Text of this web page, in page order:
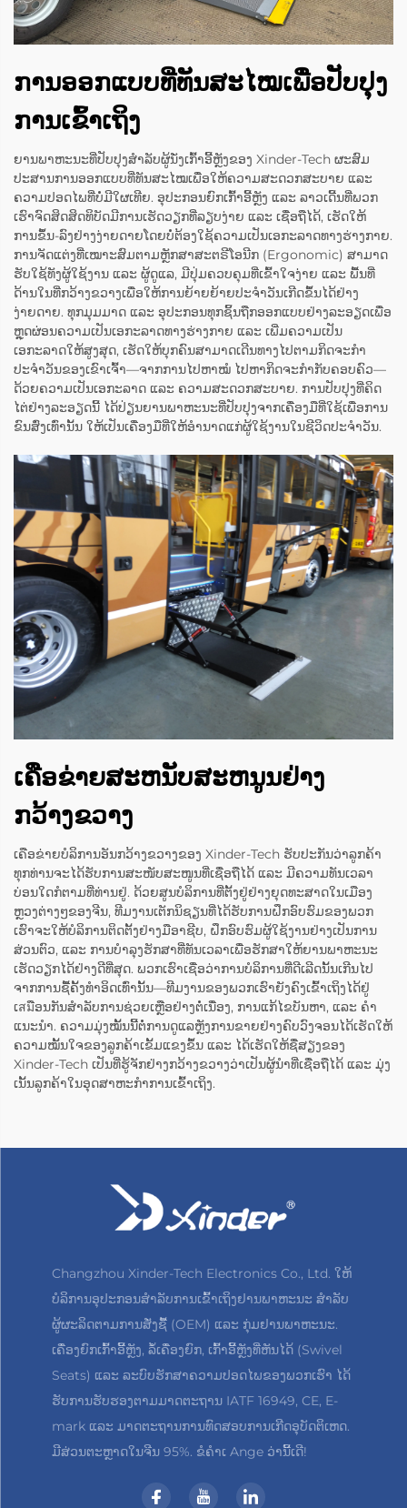
ການອອກແບບທີ່ທັນສະໄໝເພື່ອປັບປຸງ
ການເຂົ້າເຖິງ
ຍານພາຫະນະທີ່ປັບປຸງສຳລັບຜູ້ນັ່ງເກົ້າອີ້ຫຼັງຂອງ Xinder-Tech ຜະສົມ
ປະສານການອອກແບບທີ່ທັນສະໄໝເພື່ອໃຫ້ຄວາມສະດວກສະບາຍ ແລະ
ຄວາມປອດໄພທີ່ບໍ່ມີໃຜເທີຍ. ອຸປະກອນຍົກເກົ້າອີ້ຫຼັງ ແລະ ລາວເດີ້ນທີ່ພວກ
ເຮົາຈົດສິດສິດທິບັດມີການເຮັດວຽກທີ່ລຽບງ່າຍ ແລະ ເຊື່ອຖືໄດ້, ເຮັດໃຫ້
ການຂຶ້ນ-ລົງຢ່າງງ່າຍດາຍໂດຍບໍ່ຕ້ອງໃຊ້ຄວາມເປັນເອກະລາດທາງຮ່າງກາຍ.
ການຈັດແຕ່ງທີ່ເໝາະສົມຕາມຫຼັກສາສະຕຣີໂອນີກ (Ergonomic) ສາມາດ
ຮັບໃຊ້ທັງຜູ້ໃຊ້ງານ ແລະ ຜູ້ດູແລ, ມີປຸ່ມຄວບຄຸມທີ່ເຂົ້າໃຈງ່າຍ ແລະ ພື້ນທີ່
ດ້ານໃນທີ່ກວ້າງຂວາງເພື່ອໃຫ້ການຍ້າຍຍ້າຍປະຈຳວັນເກີດຂຶ້ນໄດ້ຢ່າງ
ງ່າຍດາຍ. ທຸກມຸມມາດ ແລະ ອຸປະກອນທຸກຊິ້ນຖືກອອກແບບຢ່າງລະອຽດເພື່ອ
ຫຼຸດຜ່ອນຄວາມເປັນເອກະລາດທາງຮ່າງກາຍ ແລະ ເພີ່ມຄວາມເປັນ
ເອກະລາດໃຫ້ສູງສຸດ, ເຮັດໃຫ້ບຸກຄົນສາມາດເດີນທາງໄປຕາມກິດຈະກຳ
ປະຈຳວັນຂອງເຂົາເຈົ້າ—ຈາກການໄປຫາໝໍ ໄປຫາກິດຈະກຳກັບຄອບຄົວ—
ດ້ວຍຄວາມເປັນເອກະລາດ ແລະ ຄວາມສະດວກສະບາຍ. ການປັບປຸງທີ່ຄິດ
ໄຕ່ຢ່າງລະອຽດນີ້ ໄດ້ປ່ຽນຍານພາຫະນະທີ່ປັບປຸງຈາກເຄື່ອງມືທີ່ໃຊ້ເພື່ອການ
ຂົນສົ່ງເທົ່ານັ້ນ ໃຫ້ເປັນເຄື່ອງມືທີ່ໃຫ້ອຳນາດແກ່ຜູ້ໃຊ້ງານໃນຊີວິດປະຈຳວັນ.
ເຄືອຂ່າຍສະຫນັບສະຫນູນຢ່າງ
ກວ້າງຂວາງ
ເຄືອຂ່າຍບໍລິການອັນກວ້າງຂວາງຂອງ Xinder-Tech ຮັບປະກັນວ່າລູກຄ້າ
ທຸກທ່ານຈະໄດ້ຮັບການສະໜັບສະໜູນທີ່ເຊື່ອຖືໄດ້ ແລະ ມີຄວາມທັນເວລາ
ບ່ອນໃດກໍຕາມທີ່ທ່ານຢູ່. ດ້ວຍສູນບໍລິການທີ່ຕັ້ງຢູ່ຢ່າງຍຸດທະສາດໃນເມືອງ
ຫຼວງຕ່າງໆຂອງຈີນ, ທີມງານເຕັກນິຊຽນທີ່ໄດ້ຮັບການຝຶກອົບຮົມຂອງພວກ
ເຮົາຈະໃຫ້ບໍລິການຕິດຕັ້ງຢ່າງມືອາຊີບ, ຝຶກອົບຮົມຜູ້ໃຊ້ງານຢ່າງເປັນການ
ສ່ວນຕົວ, ແລະ ການບໍາລຸງຮັກສາທີ່ທັນເວລາເພື່ອຮັກສາໃຫ້ຍານພາຫະນະ
ເຮັດວຽກໄດ້ຢ່າງດີທີ່ສຸດ. ພວກເຮົາເຊື່ອວ່າການບໍລິການທີ່ດີເລີດນັ້ນເກີນໄປ
ຈາກການຊື້ຄັ້ງທຳອິດເທົ່ານັ້ນ—ທີມງານຂອງພວກເຮົາຍັງຄົງເຂົ້າເຖິງໄດ້ຢູ່
ເสมືອນກັນສຳລັບການຊ່ວຍເຫຼືອຢ່າງຕໍ່ເນື່ອງ, ການແກ້ໄຂບັນຫາ, ແລະ ຄຳ
ແນະນຳ. ຄວາມມຸ່ງໝັ້ນນີ້ຕໍ່ການດູແລຫຼັງການຂາຍຢ່າງຄົບວົງຈອນໄດ້ເຮັດໃຫ້
ຄວາມໝັ້ນໃຈຂອງລູກຄ້າເຂັ້ມແຂງຂຶ້ນ ແລະ ໄດ້ເຮັດໃຫ້ຊື່ສຽງຂອງ
Xinder-Tech ເປັນທີ່ຮູ້ຈັກຢ່າງກວ້າງຂວາງວ່າເປັນຜູ້ນຳທີ່ເຊື່ອຖືໄດ້ ແລະ ມຸ່ງ
ເນັ້ນລູກຄ້າໃນອຸດສາຫະກຳການເຂົ້າເຖິງ.
Changzhou Xinder-Tech Electronics Co., Ltd. ໃຫ້
ບໍລິການອຸປະກອນສຳລັບການເຂົ້າເຖິງຢານພາຫະນະ ສຳລັບ
ຜູ້ຜະລິດຕາມການສັ່ງຊື້ (OEM) ແລະ ກຸ່ມຢານພາຫະນະ.
ເຄື່ອງຍົກເກົ້າອີ້ຫຼັງ, ລໍ້ເຄື່ອງຍົກ, ເກົ້າອີ້ຫຼັງທີ່ຫັນໄດ້ (Swivel
Seats) ແລະ ລະບົບຮັກສາຄວາມປອດໄພຂອງພວກເຮົາ ໄດ້
ຮັບການຮັບຮອງຕາມມາດຕະຖານ IATF 16949, CE, E-
mark ແລະ ມາດຕະຖານການທົດສອບການເກີດອຸບັດຕິເຫດ.
ມີສ່ວນຕະຫຼາດໃນຈີນ 95%. ຂໍຄຳເ Ange ວ່ານີ້ເດີ!